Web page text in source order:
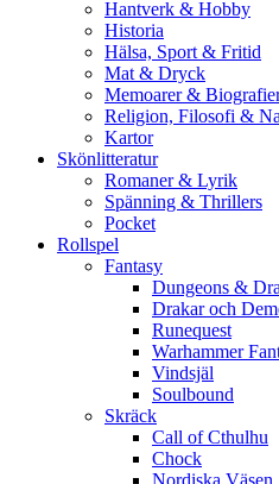
Hantverk & Hobby
Historia
Hälsa, Sport & Fritid
Mat & Dryck
Memoarer &
Religion, Filosofi &
Kartor
Skönlitteratur
Romaner & Lyrik
Spänning & Thrillers
Pocket
Rollspel
Fantasy
Dungeons &
Drakar och
Runequest
Warhammer
Vindsjäl
Soulbound
Skräck
Call of Cthulhu
Chock
Nordiska Väsen